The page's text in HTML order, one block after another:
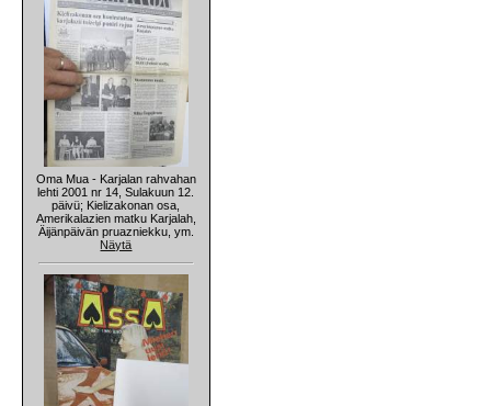
Oma Mua - Karjalan rahvahan
lehti 2001 nr 14, Sulakuun 12.
päivü; Kielizakonan osa,
Amerikalazien matku Karjalah,
Äijänpäivän pruazniekku, ym.
Näytä